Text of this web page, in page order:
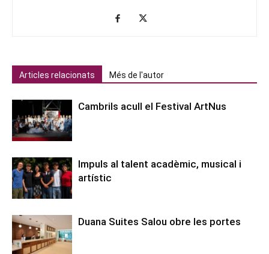
Articles relacionats Més de l'autor
Cambrils acull el Festival ArtNus
Impuls al talent acadèmic, musical i
artístic
Duana Suites Salou obre les portes